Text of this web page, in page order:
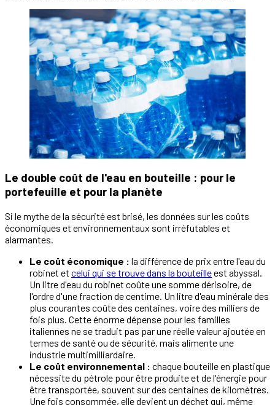
Le double coût de l'eau en bouteille : pour le
portefeuille et pour la planète
Si le mythe de la sécurité est brisé, les données sur les coûts
économiques et environnementaux sont irréfutables et
alarmantes.
Le coût économique : la différence de prix entre l'eau du
robinet et celui qui se trouve dans la bouteilleest abyssal.
Un litre d'eau du robinet coûte une somme dérisoire, de
l'ordre d'une fraction de centime. Un litre d'eau minérale des
plus courantes coûte des centaines, voire des milliers de
fois plus. Cette énorme dépense pour les familles
italiennes ne se traduit pas par une réelle valeur ajoutée en
termes de santé ou de sécurité, mais alimente une
industrie multimilliardaire.
Le coût environnemental : chaque bouteille en plastique
nécessite du pétrole pour être produite et de l'énergie pour
être transportée, souvent sur des centaines de kilomètres.
Une fois consommée, elle devient un déchet qui, même